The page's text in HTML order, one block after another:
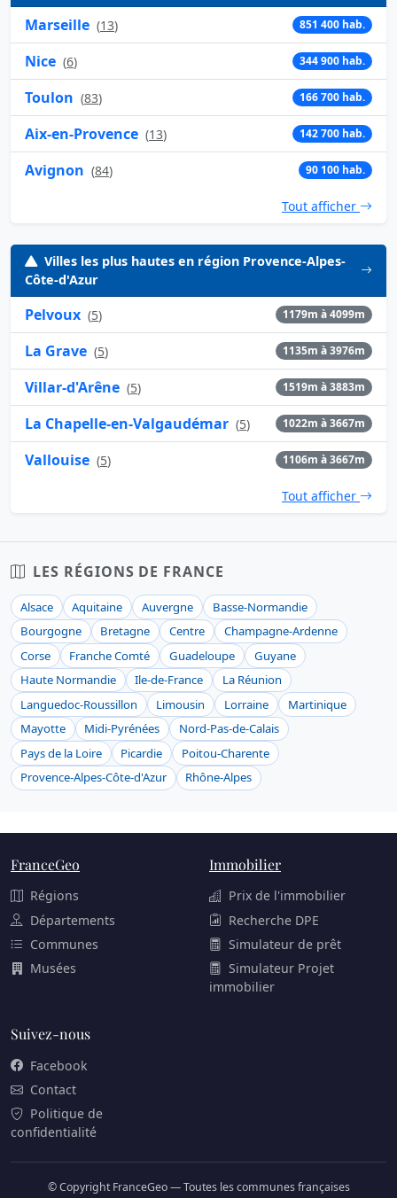
Marseille (13) 851 400 hab.
Nice (6) 344 900 hab.
Toulon (83) 166 700 hab.
Aix-en-Provence (13) 142 700 hab.
Avignon (84) 90 100 hab.
Tout afficher
Villes les plus hautes en région Provence-Alpes-
Côte-d'Azur
Pelvoux (5) 1179m à 4099m
La Grave (5) 1135m à 3976m
Villar-d'Arêne (5) 1519m à 3883m
La Chapelle-en-Valgaudémar (5) 1022m à 3667m
Vallouise (5) 1106m à 3667m
Tout afficher
LES RÉGIONS DE FRANCE
Alsace Aquitaine Auvergne
Basse-Normandie
Bourgogne
Bretagne Centre
Champagne-Ardenne
Corse
Franche Comté Guadeloupe
Guyane
Haute Normandie
Ile-de-France
La Réunion
Languedoc-Roussillon
Limousin Lorraine
Martinique
Mayotte
Midi-Pyrénées
Nord-Pas-de-Calais
Pays de la Loire
Picardie
Poitou-Charente
Provence-Alpes-Côte-d'Azur
Rhône-Alpes
FranceGeo
Régions
Départements
Communes
Musées
Immobilier
Prix de l'immobilier
Recherche DPE
Simulateur de prêt
Simulateur Projet
immobilier
Suivez-nous
Facebook
Contact
Politique de
confidentialité
© Copyright FranceGeo — Toutes les communes françaises